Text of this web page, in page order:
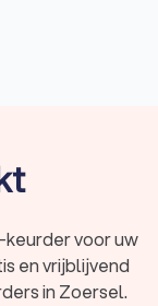
genoemd, komt
toont aan
is.
hoeveel
keurder voor uw
en vrijblijvend
in Zoersel.